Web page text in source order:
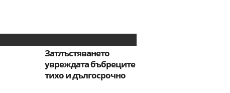
Затлъстяването
увреждата бъбреците
тихо и дългосрочно